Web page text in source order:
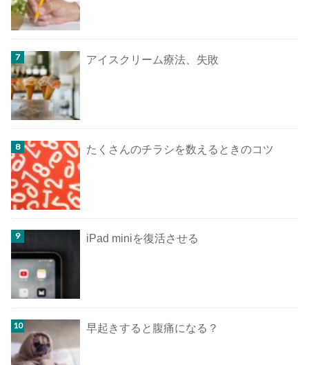
アイスクリーム療法、失敗
たくさんのチラシを数えるときのコツ
iPad miniを復活させる
早起きすると腹痛になる？